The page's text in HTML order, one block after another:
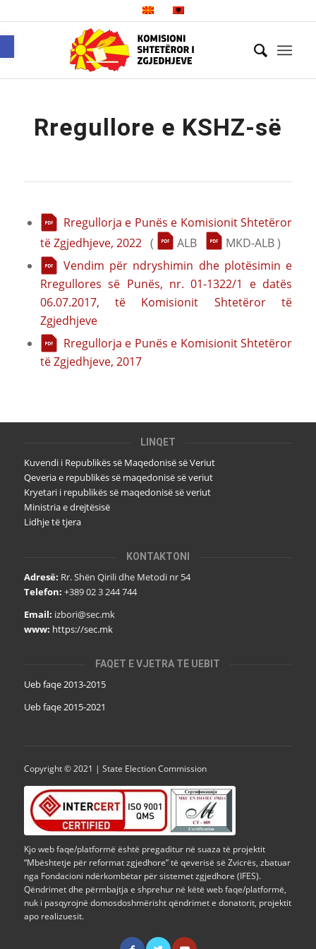
Rregullore e KSHZ-së
Rregullorja e Punës e Komisionit Shtetëror
të Zgjedhjeve, 2022( ALB
MKD-ALB )
Vendim për ndryshimin dhe plotësimin e
Rregullores së Punës, nr. 01-1322/1 e datës
06.07.2017, të Komisionit Shtetëror të
Zgjedhjeve
Rregullorja e Punës e Komisionit Shtetëror
të Zgjedhjeve, 2017
LINQET
Kuvendi i Republikës së Maqedonisë së Veriut
Qeveria e republikës së maqedonisë së veriut
Kryetari i republikës së maqedonisë së veriut
Ministria e drejtësisë
Lidhje të tjera
KONTAKTONI
Adresë: Rr. Shën Qirili dhe Metodi nr 54
Telefon: +389 02 3 244 744
Email: izbori@sec.mk
www: https://sec.mk
FAQET E VJETRA TË UEBIT
Ueb faqe 2013-2015
Ueb faqe 2015-2021
Copyright © 2021 | State Election Commission
Kjo web faqe/platformë është pregaditur në suaza të projektit
“Mbështetje për reformat zgjedhore” të qeverisë së Zvicrës, zbatuar
nga Fondacioni ndërkombëtar për sistemet zgjedhore (IFES).
Qëndrimet dhe përmbajtja e shprehur në këtë web faqe/platformë,
nuk i pasqyrojnë domosdoshmërisht qëndrimet e donatorit, projektit
apo realizuesit.
Open toolbar